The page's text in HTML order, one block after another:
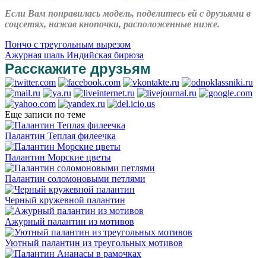
Если Вам понравилась модель, поделитесь ей с друзьями в
соцсетях, нажав кнопочки, расположенные ниже.
Пончо с треугольным вырезом
Ажурная шаль Индийская бирюза
Расскажите друзьям
Еще записи по теме
Палантин Теплая филеечка
Палантин Морские цветы
Палантин соломоновыми петлями
Черный кружевной палантин
Ажурный палантин из мотивов
Уютный палантин из треугольных мотивов